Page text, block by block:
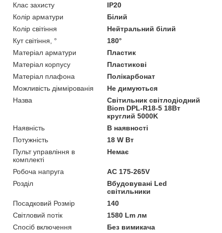
Клас захисту
IP20
Колір арматури
Білий
Колір світіння
Нейтральний білий
Кут світіння, °
180°
Матеріал арматури
Пластик
Матеріал корпусу
Пластикові
Матеріал плафона
Полікарбонат
Можливість діммірованія
Не димуються
Назва
Світильник свiтлодiодний
Biom DPL-R18-5 18Вт
круглий 5000K
Наявність
В наявності
Потужність
18 W Вт
Пульт управління в
комплекті
Немає
Робоча напруга
AC 175-265V
Розділ
Вбудовувані Led
світильники
Посадковий Розмір
140
Світловий потік
1580 Lm лм
Спосіб включення
Без вимикача